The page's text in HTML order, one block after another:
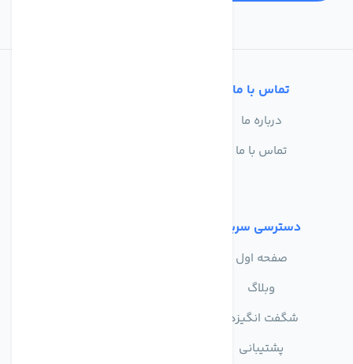
تماس با ما
درباره ما
تماس با ما
دسترسی سریع
صفحه اول
وبلاگ
شگفت انگیزها
پشتیبانی